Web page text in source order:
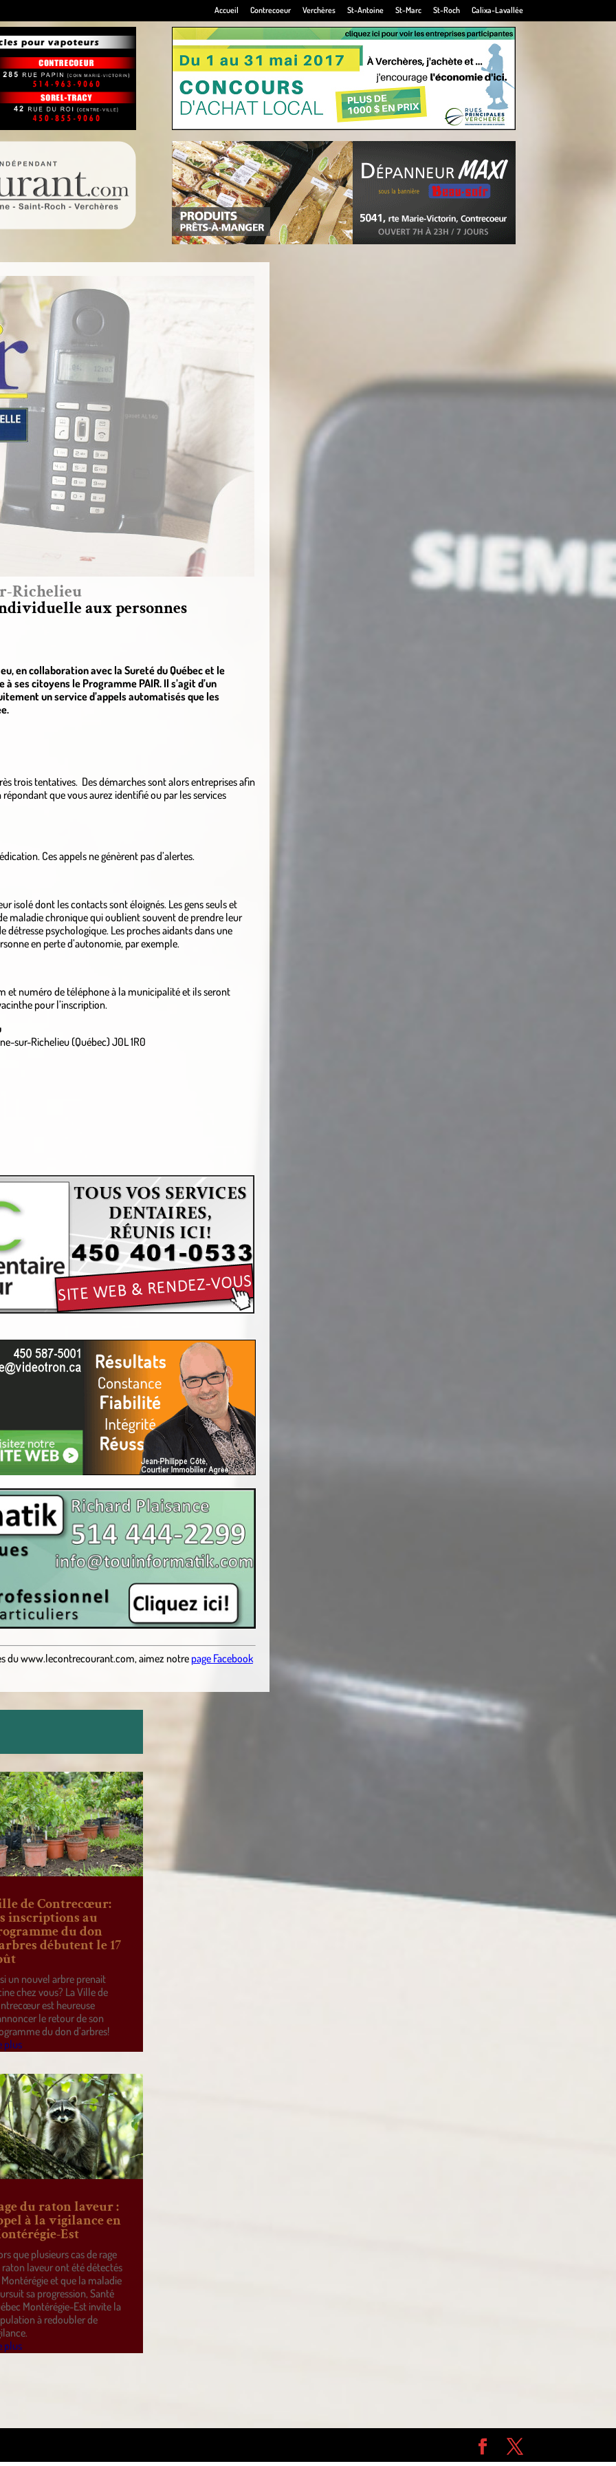
Accueil Contrecoeur Verchères St-Antoine St-Marc St-Roch Calixa-Lavallée
Richelieu
aux personnes
en collaboration avec la Sureté du Québec et le
ses citoyens le Programme PAIR. Il s’agit d’un
un service d’appels automatisés que les
trois tentatives. Des démarches sont alors entreprises afin
que vous aurez identifié ou par les services
Ces appels ne génèrent pas d’alertes.
isolé dont les contacts sont éloignés. Les gens seuls et
maladie chronique qui oublient souvent de prendre leur
psychologique. Les proches aidants dans une
en perte d’autonomie, par exemple.
et numéro de téléphone à la municipalité et ils seront
pour l’inscription.
sur-Richelieu (Québec) J0L 1R0
duwww.lecontrecourant.com, aimez notre page Facebook
de Contrecœur:
inscriptions au
du don
débutent le 17
un nouvel arbre prenait
chez vous? La Ville de
est heureuse
le retour de son
du don d’arbres!
plus
du raton laveur :
à la vigilance en
Est
que plusieurs cas de rage
laveur ont été détectés
et que la maladie
sa progression, Santé
Montérégie-Est invite la
à redoubler de
plus